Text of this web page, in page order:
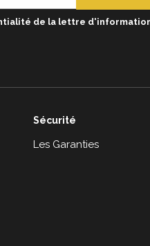
de la lettre
Sécurité
Les Garanties